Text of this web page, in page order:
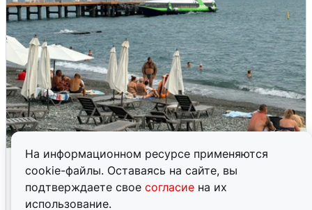
На информационном ресурсе применяются
cookie-файлы. Оставаясь на сайте, вы
подтверждаете свое согласие на их
использование.
Жители и туристы Сочи рассказали
об атаке БПЛА 5 августа
5 августа 0